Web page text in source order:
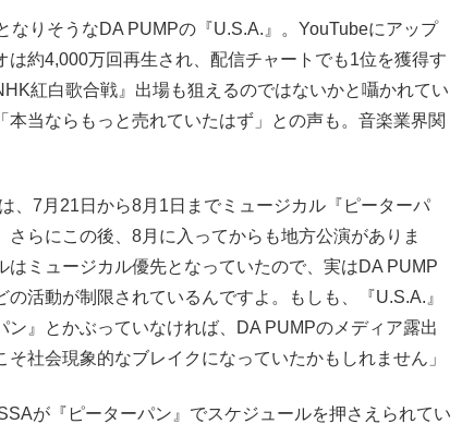
りそうなDA PUMPの『U.S.A.』。YouTubeにアップ
は約4,000万回再生され、配信チャートでも1位を獲得す
紅白歌合戦』出場も狙えるのではないかと囁かれてい
本当ならもっと売れていたはず」との声も。音楽業界関
、7月21日から8月1日までミュージカル『ピーターパ
さらにこの後、8月に入ってからも地方公演がありま
はミュージカル優先となっていたので、実はDA PUMP
の活動が制限されているんですよ。もしも、『U.S.A.』
ン』とかぶっていなければ、DA PUMPのメディア露出
社会現象的なブレイクになっていたかもしれません」
が『ピーターパン』でスケジュールを押さえられてい